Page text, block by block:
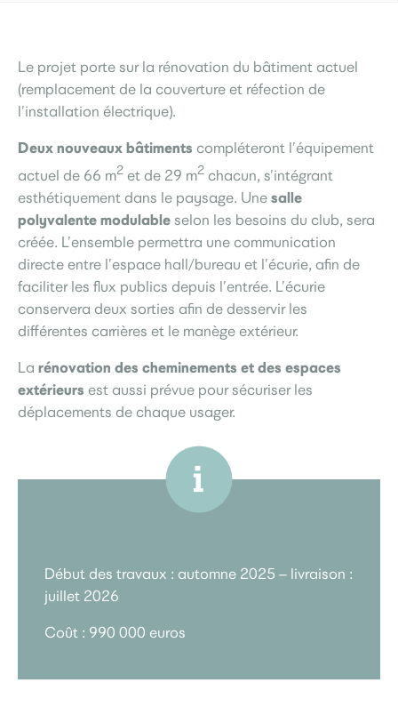
La Ville
Culture
Je participe
Déchets Développement
durable
Menus scolaires L’accueil de loisirs
Saint-Seb’ le mag Sourds et
malentendants
Le projet porte sur la rénovation du bâtiment actuel
(remplacement de la couverture et réfection de
l’installation électrique).
Deux nouveaux bâtiments compléteront l’équipement
actuel de 66 m2 et de 29 m2 chacun, s’intégrant
esthétiquement dans le paysage. Unesalle
polyvalente modulableselon les besoins du club, sera
créée. L’ensemble permettra une communication
directe entre l’espace hall/bureau et l’écurie, afin de
faciliter les flux publics depuis l’entrée. L’écurie
conservera deux sorties afin de desservir les
différentes carrières et le manège extérieur.
La rénovation des cheminements et des espaces
extérieurs est aussi prévue pour sécuriser les
déplacements de chaque usager.
Début des travaux : automne 2025 – livraison :
juillet 2026
Coût : 990 000 euros